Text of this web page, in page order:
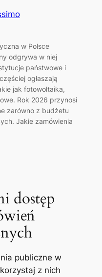
w Polsce
odgrywa w niej
państwowe i
ogłaszają
jak fotowoltaika,
Rok 2026 przynosi
zarówno z budżetu
Jakie zamówienia
dostęp
publiczne w
z nich